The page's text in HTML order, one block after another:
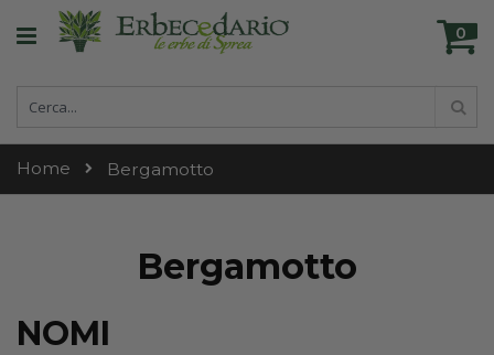
to
Content
0
Home Bergamotto
Bergamotto
NOMI